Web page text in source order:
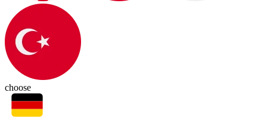
choose